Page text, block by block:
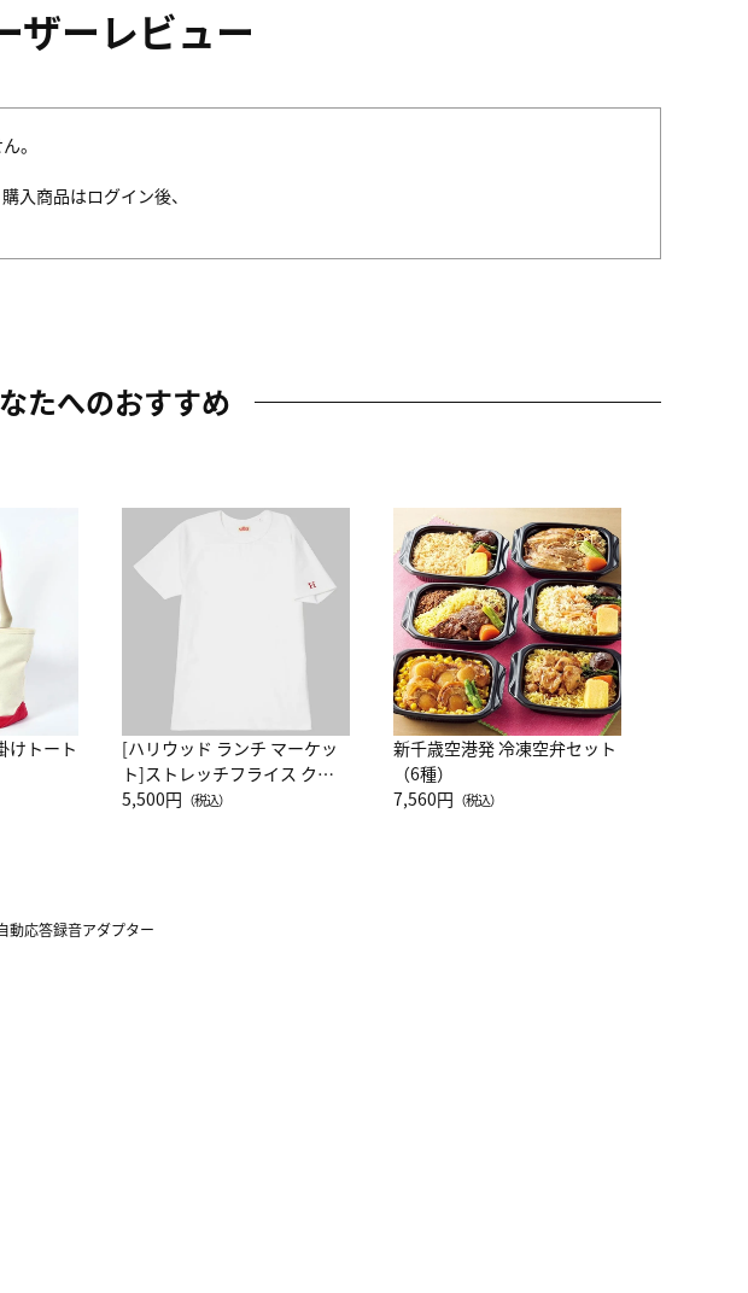
ザーレビュー
。
入商品はログイン後、
たへのおすすめ
けトート
[ハリウッド ランチ マーケッ
ト]ストレッチフライス クル
ーネック別注半袖Ｔシャツ
5,500円 （税込）
新千歳空港発 冷凍空弁セット
（6種）
7,560円 （税込）
動応答録音アダプター